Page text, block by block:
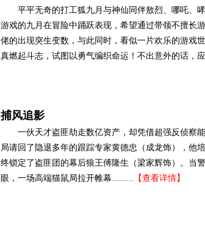
平平无奇的打工狐九月与神仙同伴敖烈、哪吒、
游戏的九月在冒险中踊跃表现，希望通过带领不擅长
佬的出现突生变数，与此同时，看似一片欢乐的游戏
真燃起斗志，试图以勇气编织命运！不出意外的话，
捕风追影
一伙天才盗匪劫走数亿资产，却凭借超强反侦察
局请回了隐退多年的跟踪专家黄德忠（成龙饰），他
终锁定了盗匪团的幕后狼王傅隆生（梁家辉饰）。当
眼，一场高端猫鼠局拉开帷幕......... 【查看详情】